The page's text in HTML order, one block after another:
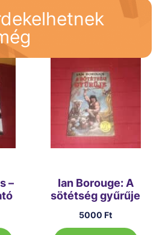
–
Ian Borouge: A
sötétség gyűrűje
5000Ft